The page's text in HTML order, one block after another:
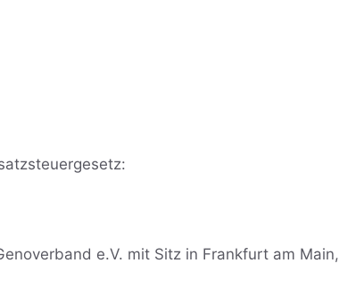
e.V. mit Sitz in Frankfurt am Main,